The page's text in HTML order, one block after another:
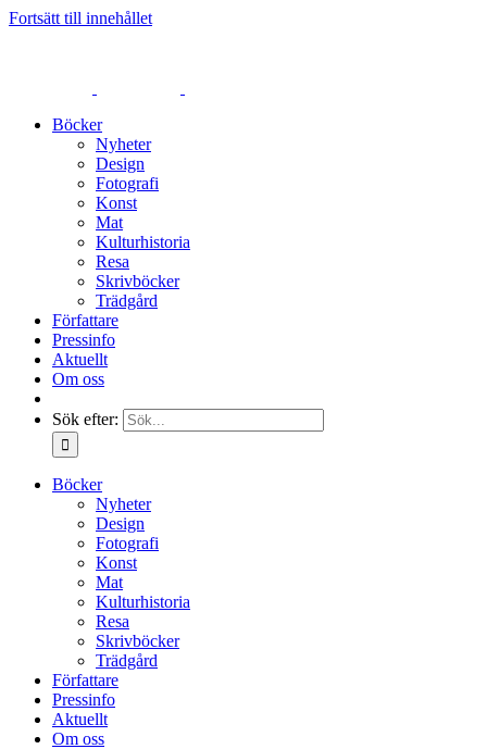
Fortsätt till innehållet
Böcker
Nyheter
Design
Fotografi
Konst
Mat
Kulturhistoria
Resa
Skrivböcker
Trädgård
Författare
Pressinfo
Aktuellt
Om oss
Sök efter:
Böcker
Nyheter
Design
Fotografi
Konst
Mat
Kulturhistoria
Resa
Skrivböcker
Trädgård
Författare
Pressinfo
Aktuellt
Om oss